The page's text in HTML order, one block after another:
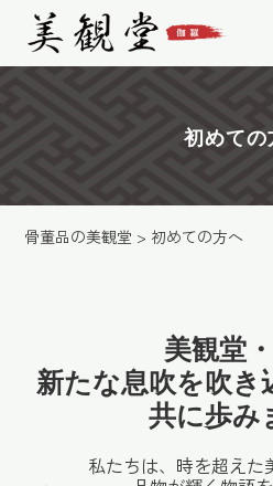
初めての
骨董品の美観堂 > 初めての方へ
美観堂
新たな息吹を吹き
共に歩み
私たちは、時を超えた